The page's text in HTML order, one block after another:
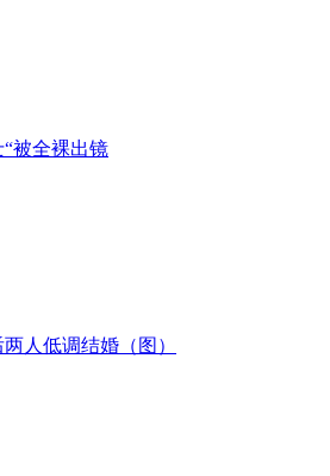
被全裸出镜
人低调结婚（图）